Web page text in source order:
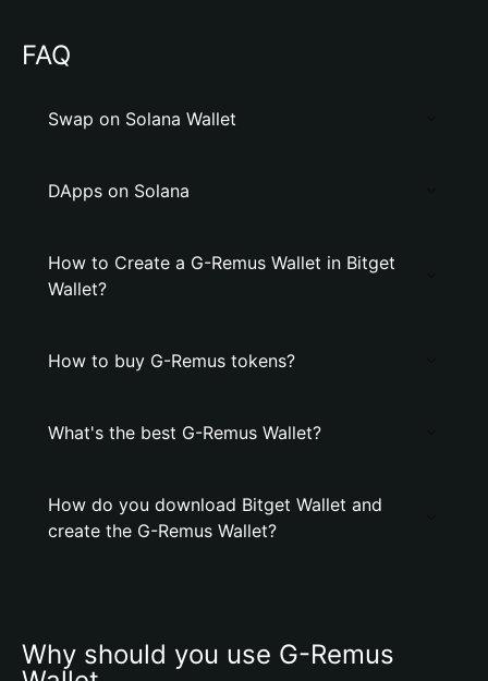
FAQ
Swap on Solana Wallet
DApps on Solana
How to Create a G-Remus Wallet in Bitget
Wallet?
How to buy G-Remus tokens?
What's the best G-Remus Wallet?
How do you download Bitget Wallet and
create the G-Remus Wallet?
Why should you use G-Remus